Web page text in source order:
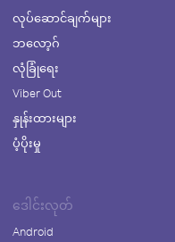
လုပ်ဆောင်ချက်များ
ဘလော့ဂ်
လုံခြုံရေး
Viber Out
နှုန်းထားများ
ပံ့ပိုးမှု
ဒေါင်းလုတ်
Android